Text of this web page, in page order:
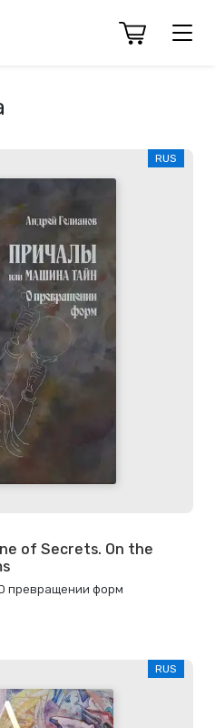
RUS
of Secrets. On the
превращении форм
RUS